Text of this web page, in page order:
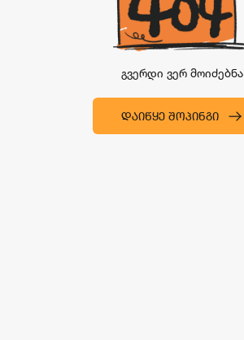
გვერდი ვერ მოიძებნა
ᲓᲐᲘᲬᲧᲔ ᲨᲝᲞᲘᲜᲒᲘ